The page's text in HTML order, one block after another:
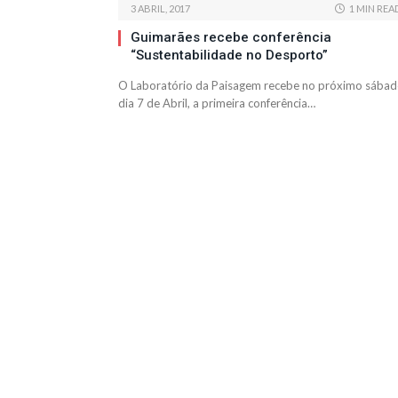
3 ABRIL, 2017 1 MIN
Guimarães recebe conferência
“Sustentabilidade no Desporto”
O Laboratório da Paisagem recebe no próximo
dia 7 de Abril, a primeira conferência…